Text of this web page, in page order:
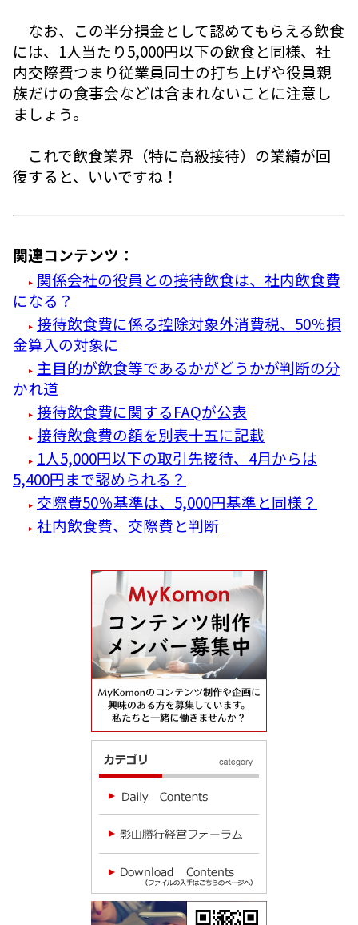
なお、この半分損金として認めてもらえる飲食
には、1人当たり5,000円以下の飲食と同様、社
内交際費つまり従業員同士の打ち上げや役員親
族だけの食事会などは含まれないことに注意し
ましょう。
これで飲食業界（特に高級接待）の業績が回
復すると、いいですね！
関連コンテンツ：
関係会社の役員との接待飲食は、社内飲食費
になる？
接待飲食費に係る控除対象外消費税、50％損
金算入の対象に
主目的が飲食等であるかがどうかが判断の分
かれ道
接待飲食費に関するFAQが公表
接待飲食費の額を別表十五に記載
1人5,000円以下の取引先接待、4月からは
5,400円まで認められる？
交際費50％基準は、5,000円基準と同様？
社内飲食費、交際費と判断